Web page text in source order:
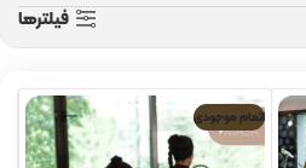
فیلترها
اتمام موجودی